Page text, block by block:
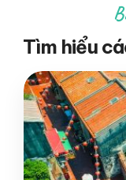
Tìm hiểu